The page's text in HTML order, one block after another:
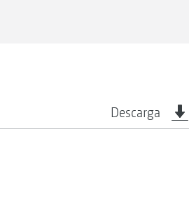
Descarga